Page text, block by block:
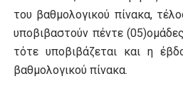
του βαθμολογικού πίνακα,
υποβιβαστούν πέντε
τότε υποβιβάζεται και η
βαθμολογικού πίνακα.